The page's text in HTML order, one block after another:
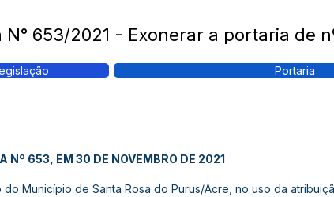
N° 653/2021 - Exonerar a portaria de
Portaria
Nº 653, EM 30 DE NOVEMBRO DE 2021
do Município de Santa Rosa do Purus/Acre, no uso da